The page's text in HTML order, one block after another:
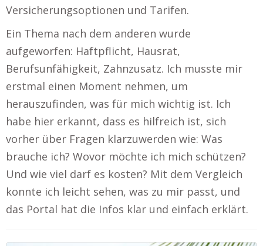
Versicherungsoptionen und Tarifen.
Ein Thema nach dem anderen wurde
aufgeworfen: Haftpflicht, Hausrat,
Berufsunfähigkeit, Zahnzusatz. Ich musste mir
erstmal einen Moment nehmen, um
herauszufinden, was für mich wichtig ist. Ich
habe hier erkannt, dass es hilfreich ist, sich
vorher über Fragen klarzuwerden wie: Was
brauche ich? Wovor möchte ich mich schützen?
Und wie viel darf es kosten? Mit dem Vergleich
konnte ich leicht sehen, was zu mir passt, und
das Portal hat die Infos klar und einfach erklärt.